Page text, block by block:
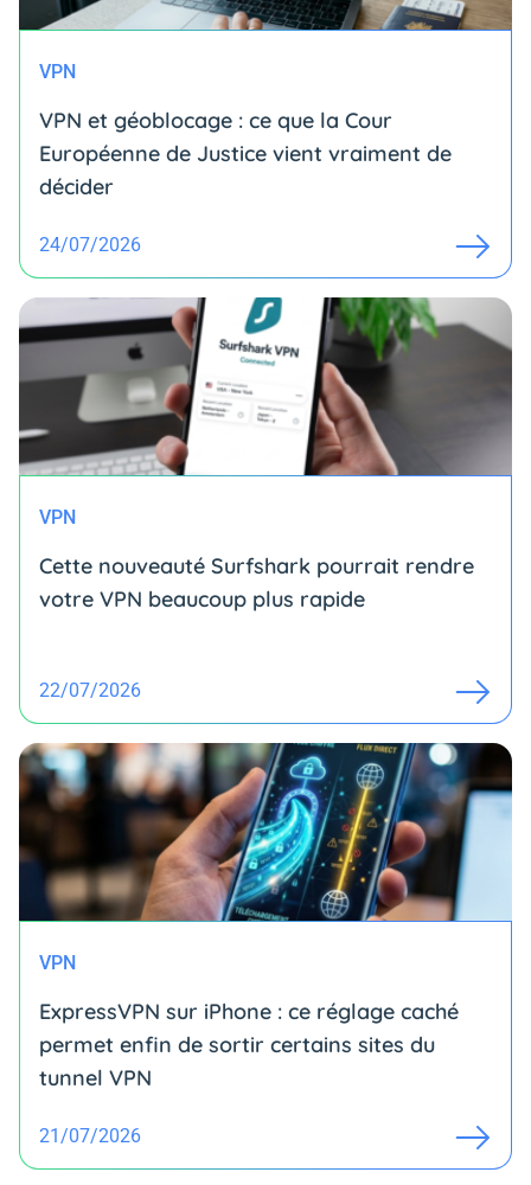
VPN
VPN et géoblocage : ce que la Cour
Européenne de Justice vient vraiment de
décider
24/07/2026
VPN
Cette nouveauté Surfshark pourrait rendre
votre VPN beaucoup plus rapide
22/07/2026
VPN
ExpressVPN sur iPhone : ce réglage caché
permet enfin de sortir certains sites du
tunnel VPN
21/07/2026